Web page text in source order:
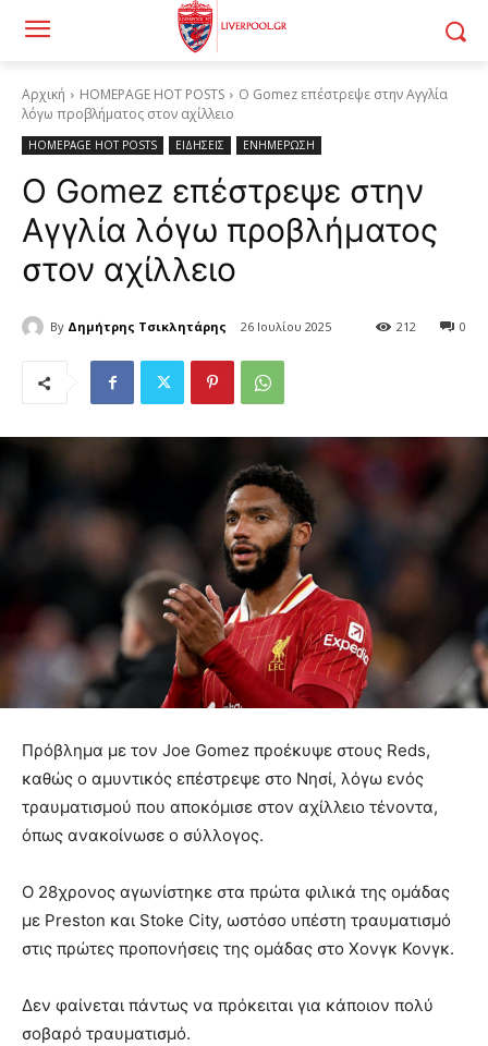
Αρχική HOMEPAGE HOT POSTS
Ο Gomez επέστρεψε στην Αγγλία
λόγω προβλήματος στον αχίλλειο
HOMEPAGE HOT POSTS ΕΙΔΗΣΕΙΣ ΕΝΗΜΕΡΩΣΗ
Ο Gomez επέστρεψε στην
Αγγλία λόγω προβλήματος
στον αχίλλειο
By Δημήτρης Τσικλητάρης 26 Ιουλίου 2025 0
212
Πρόβλημα με τον Joe Gomez προέκυψε στους Reds,
καθώς ο αμυντικός επέστρεψε στο Νησί, λόγω ενός
τραυματισμού που αποκόμισε στον αχίλλειο τένοντα,
όπως ανακοίνωσε ο σύλλογος.
Ο 28χρονος αγωνίστηκε στα πρώτα φιλικά της ομάδας
με Preston και Stoke City, ωστόσο υπέστη τραυματισμό
στις πρώτες προπονήσεις της ομάδας στο Χονγκ Κονγκ.
Δεν φαίνεται πάντως να πρόκειται για κάποιον πολύ
σοβαρό τραυματισμό.